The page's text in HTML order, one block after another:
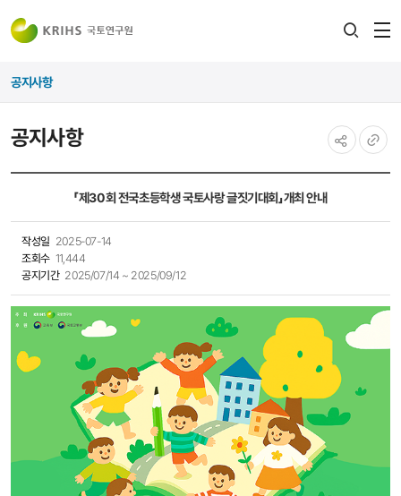
공지사항
공지사항
「제30회 전국초등학생 국토사랑 글짓기대회」개최 안내
작성일 2025-07-14
조회수 11,444
공지기간 2025/07/14 ~ 2025/09/12